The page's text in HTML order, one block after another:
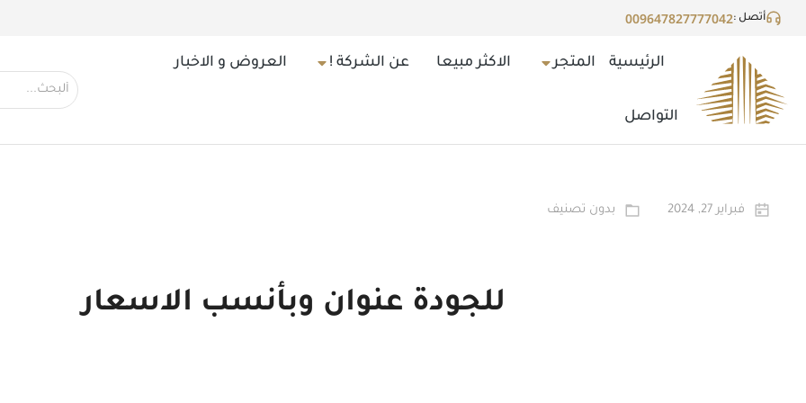
أتصل :009647827777042
الرئيسية المتجر الاكثر مبيعا عن الشركة ! العروض و الاخبار
التواصل
فبراير 27, 2024 بدون تصنيف
للجودة عنوان وبأنسب الاسعار